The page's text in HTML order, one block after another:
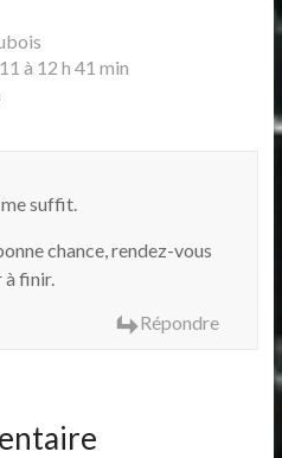
à 12 h 41 min
me suffit.
chance, rendez-vous
à finir.
Répondre